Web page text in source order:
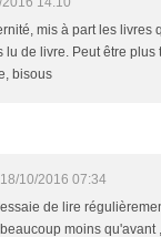
mis à part les livres
lu de livre. Peut être plus
bisous
18/10/2016 07:34
de lire
moins qu'avant